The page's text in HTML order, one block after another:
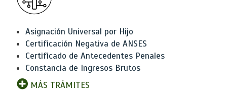
Asignación Universal por Hijo
Certificación Negativa de ANSES
Certificado de Antecedentes Penales
Constancia de Ingresos Brutos
MÁS TRÁMITES